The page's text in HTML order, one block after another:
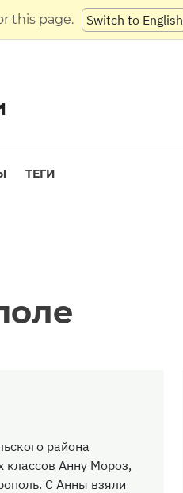
this page. Switch to English
ТЕГИ
района
классов Анну Мороз,
С Анны взяли